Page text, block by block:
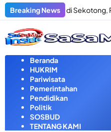
Langsung
ke
Breaking Newsdi Sekotong, Polisi
Beranda
HUKRIM
Pariwisata
Pemerintahan
Pendidikan
Politik
SOSBUD
TENTANG KAMI